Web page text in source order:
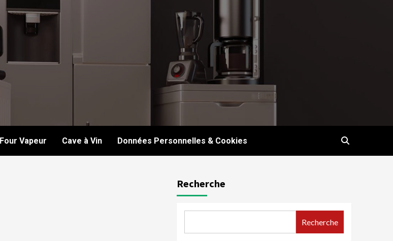
Four Vapeur Cave à Vin Données Personnelles & Cookies
Recherche
Recherche